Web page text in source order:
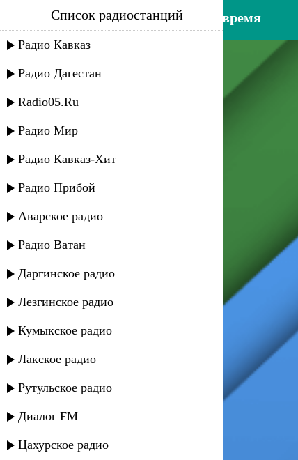
ибрагим магомедов - было время
Список радиостанций
Радио Кавказ
Радио Дагестан
Radio05.Ru
Радио Мир
Радио Кавказ-Хит
Радио Прибой
Аварское радио
Радио Ватан
Даргинское радио
Лезгинское радио
Кумыкское радио
Лакское радио
Рутульское радио
Диалог FM
Цахурское радио